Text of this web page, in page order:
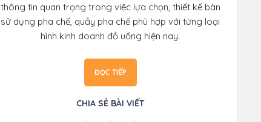
thông tin quan trọng trong việc lựa chọn, thiết kế bàn
sử dụng pha chế, quầy pha chế phù hợp với từng loại
hình kinh doanh đồ uống hiện nay.
ĐỌC TIẾP
CHIA SẺ BÀI VIẾT